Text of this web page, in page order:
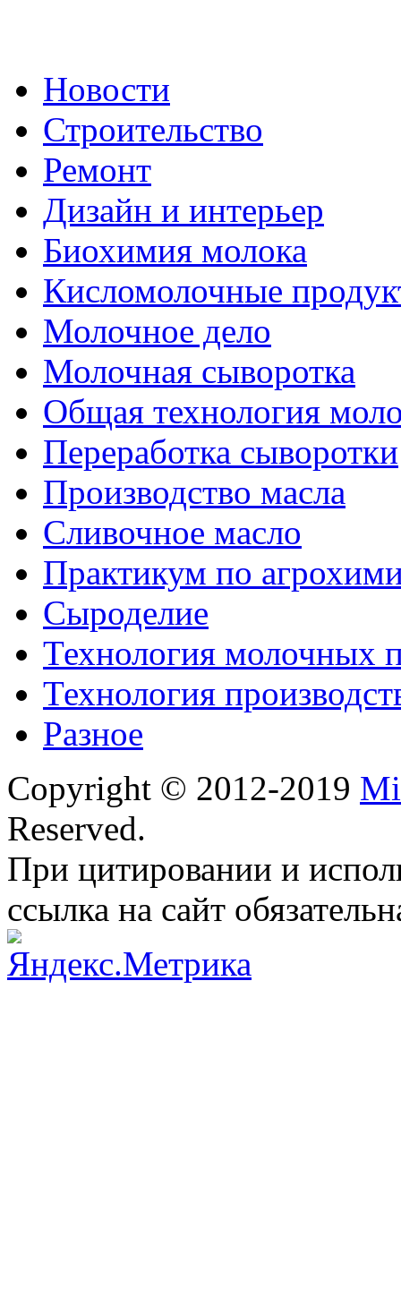
Новости
Строительство
Ремонт
Дизайн и интерьер
Биохимия молока
Кисломолочные
Молочное дело
Молочная сыворотка
Общая технология
Переработка сыворотки
Производство масла
Сливочное масло
Практикум по
Сыроделие
Технология молочных
Технология
Разное
Copyright © 2012-2019
Reserved.
При цитировании и
ссылка на сайт